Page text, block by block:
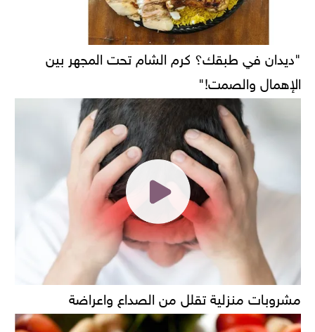
"ديدان في طبقك؟ كرم الشام تحت المجهر بين
الإهمال والصمت!"
مشروبات منزلية تقلل من الصداع واعراضة